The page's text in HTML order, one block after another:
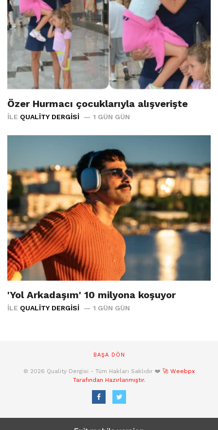
Özer Hurmacı çocuklarıyla alışverişte
İLE QUALITY DERGISI 1 GÜN GÜN
'Yol Arkadaşım' 10 milyona koşuyor
İLE QUALITY DERGISI 1 GÜN GÜN
BAŞA DÖN
© 2026 Quality Dergisi - Tüm Hakları Saklıdır ❤️ 🚀 Weebpx
Tarafından Hazırlanmıştır.